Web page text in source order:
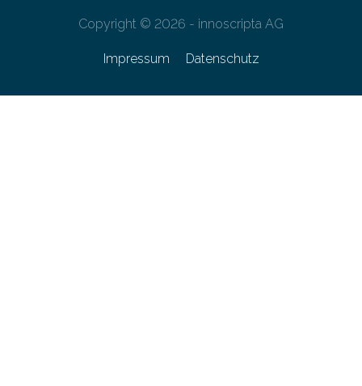
Copyright © 2026 - innoscripta AG
Impressum Datenschutz